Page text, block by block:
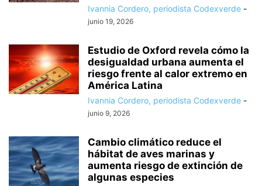
Ivannia Cordero, periodista Codexverde -
junio 19, 2026
Estudio de Oxford revela cómo la
desigualdad urbana aumenta el
riesgo frente al calor extremo en
América Latina
Ivannia Cordero, periodista Codexverde -
junio 9, 2026
Cambio climático reduce el
hábitat de aves marinas y
aumenta riesgo de extinción de
algunas especies